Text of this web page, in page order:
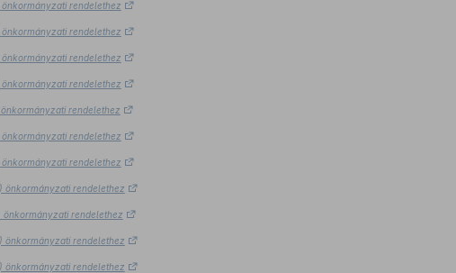
rendelethez
rendelethez
rendelethez
rendelethez
rendelethez
rendelethez
rendelethez
önkormányzati rendelethez
önkormányzati rendelethez
önkormányzati rendelethez
önkormányzati rendelethez